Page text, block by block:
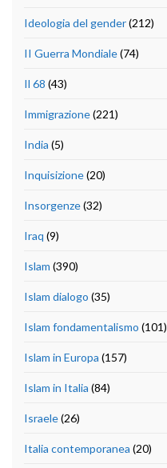
Ideologia del gender(212)
II Guerra Mondiale(74)
Il 68 (43)
Immigrazione(221)
India (5)
Inquisizione(20)
Insorgenze(32)
Iraq (9)
Islam (390)
Islam dialogo (35)
Islam fondamentalismo (101)
Islam in Europa (157)
Islam in Italia (84)
Israele(26)
Italia contemporanea (20)